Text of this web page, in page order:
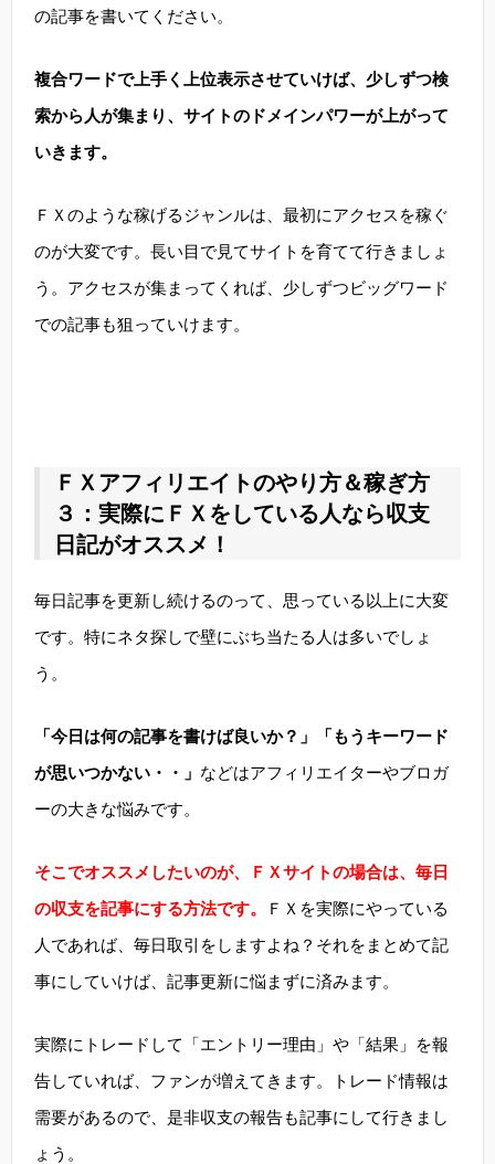
の記事を書いてください。
複合ワードで上手く上位表示させていけば、少しずつ検
索から人が集まり、サイトのドメインパワーが上がって
いきます。
ＦＸのような稼げるジャンルは、最初にアクセスを稼ぐ
のが大変です。長い目で見てサイトを育てて行きましょ
う。アクセスが集まってくれば、少しずつビッグワード
での記事も狙っていけます。
ＦＸアフィリエイトのやり方＆稼ぎ方
３：実際にＦＸをしている人なら収支
日記がオススメ！
毎日記事を更新し続けるのって、思っている以上に大変
です。特にネタ探しで壁にぶち当たる人は多いでしょ
う。
「今日は何の記事を書けば良いか？」「もうキーワード
が思いつかない・・」 などはアフィリエイターやブロガ
ーの大きな悩みです。
そこでオススメしたいのが、ＦＸサイトの場合は、毎日
の収支を記事にする方法です。
ＦＸを実際にやっている
人であれば、毎日取引をしますよね？それをまとめて記
事にしていけば、記事更新に悩まずに済みます。
実際にトレードして「エントリー理由」や「結果」を報
告していれば、ファンが増えてきます。トレード情報は
需要があるので、是非収支の報告も記事にして行きまし
ょう。